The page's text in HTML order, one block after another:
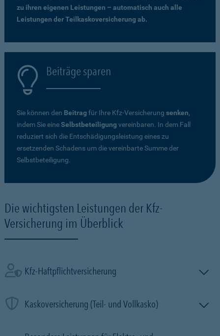
zu ihren eigenen Leistungen – automatisch auch alle
Leistungen der Teilkaskoversicherung ab.
Beiträge sparen
Sie können den Beitrag für Ihre Kfz-Versicherung senken,
indem Sie eineSelbstbeteiligung vereinbaren. In dem Fall
reduziert sich die Entschädigungsleistung eines zu
ersetzenden Schadens um die vereinbarte Summe der
Selbstbeteiligung.
Die wichtigsten Leistungen der Kfz-
Versicherung im Überblick
Kfz-Haftpflichtversicherung
Kaskoversicherung (Teil- und Vollkasko)